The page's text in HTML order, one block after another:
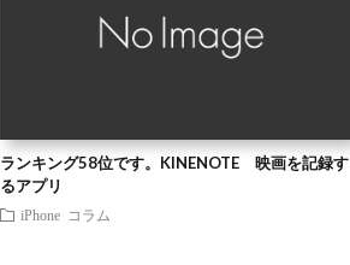
ランキング58位です。KINENOTE 映画を記録す
るアプリ
iPhone コラム